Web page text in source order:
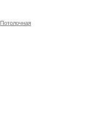
Потолочная